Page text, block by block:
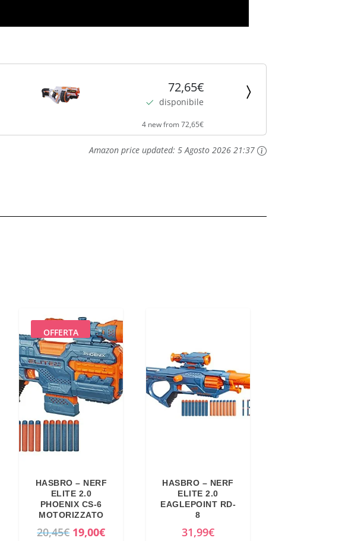
72,65€
disponibile
4 new from 72,65€
Amazon price updated: 5 Agosto 2026 21:37
OFFERTA
HASBRO – NERF
ELITE 2.0
PHOENIX CS-6
MOTORIZZATO
20,45€ I
19,00€I
HASBRO – NERF
ELITE 2.0
EAGLEPOINT RD-
8
31,99€